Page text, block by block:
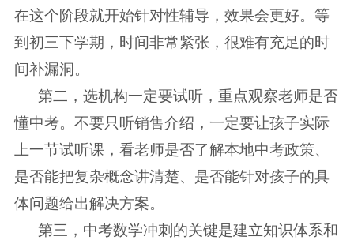
在这个阶段就开始针对性辅导，效果会更好。等
到初三下学期，时间非常紧张，很难有充足的时
间补漏洞。
第二，选机构一定要试听，重点观察老师是否
懂中考。不要只听销售介绍，一定要让孩子实际
上一节试听课，看老师是否了解本地中考政策、
是否能把复杂概念讲清楚、是否能针对孩子的具
体问题给出解决方案。
第三，中考数学冲刺的关键是建立知识体系和